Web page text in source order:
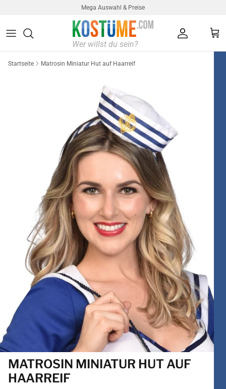
Mega Auswahl & Preise
Startseite Matrosin Miniatur Hut auf Haarreif
MATROSIN MINIATUR HUT AUF
HAARREIF